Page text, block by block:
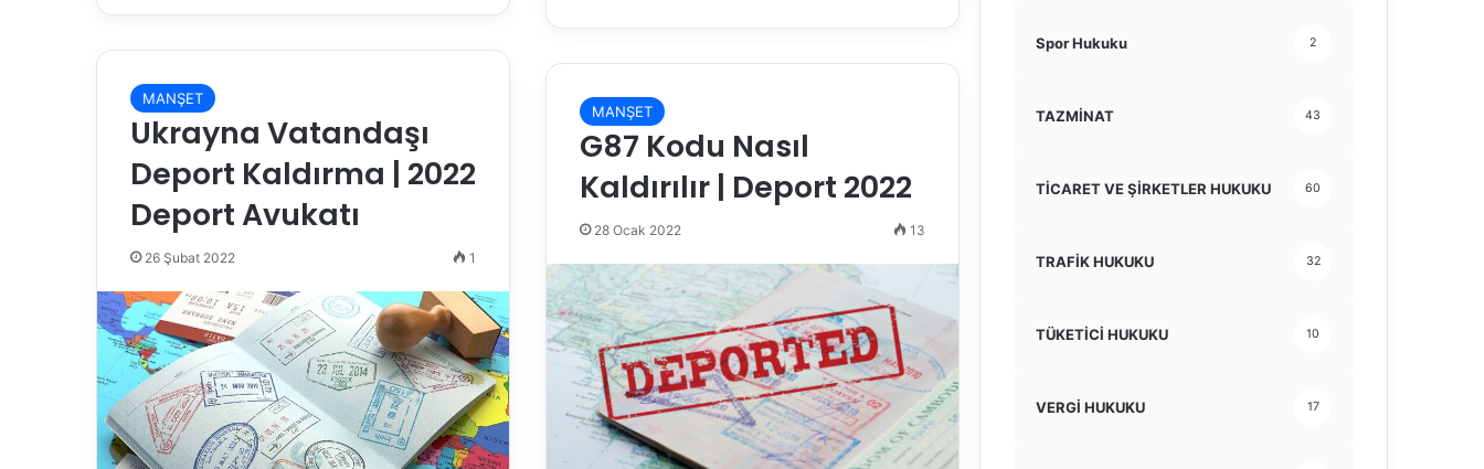
MANŞET
Ukrayna Vatandaşı
Deport Kaldırma | 2022
Deport Avukatı
26 Şubat 2022 1
MANŞET
G87 Kodu Nasıl
Kaldırılır | Deport 2022
28 Ocak 2022 13
Spor Hukuku 2
TAZMİNAT 43
TİCARET VE ŞİRKETLER HUKUKU 60
TRAFİK HUKUKU 32
TÜKETİCİ HUKUKU 10
VERGİ HUKUKU 17